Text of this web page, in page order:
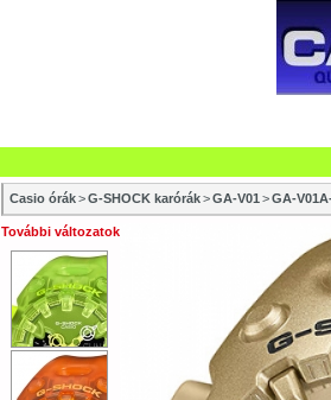
Casio órák>G-SHOCK karórák>GA-V01 >GA-
További változatok